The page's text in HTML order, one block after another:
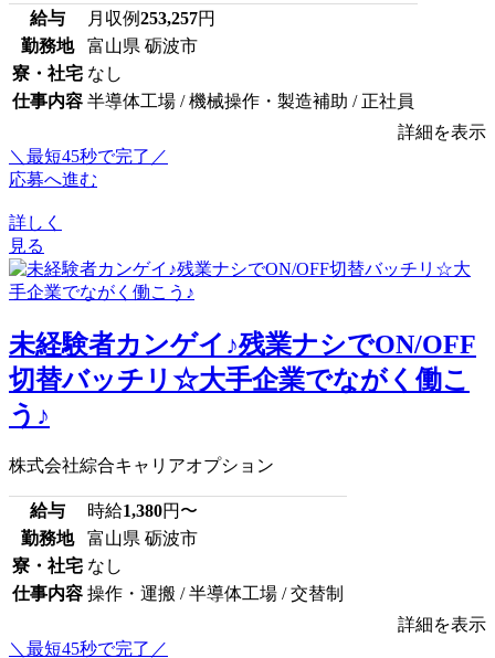
給与 月収例253,257円
勤務地
富山県 砺波市
寮・社宅 なし
仕事内容 半導体工場 / 機械操作・製造補助 / 正社員
詳細を表示
＼最短45秒で完了／
応募へ進む
詳しく
見る
未経験者カンゲイ♪残業ナシでON/OFF
切替バッチリ☆大手企業でながく働こ
う♪
株式会社綜合キャリアオプション
給与 時給1,380円〜
勤務地
富山県 砺波市
寮・社宅 なし
仕事内容 操作・運搬 / 半導体工場 / 交替制
詳細を表示
＼最短45秒で完了／